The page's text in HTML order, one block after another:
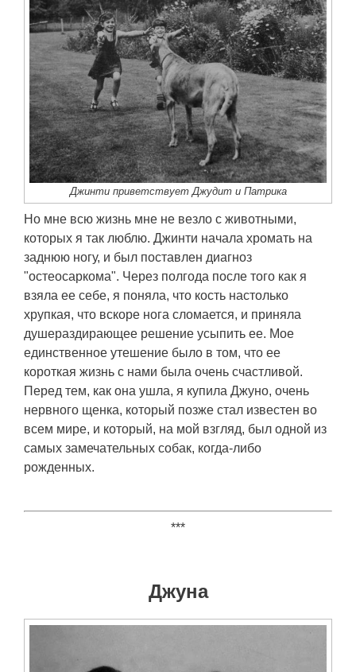
Джинти приветствует Джудит и Патрика
Но мне всю жизнь мне не везло с животными,
которых я так люблю. Джинти начала хромать на
заднюю ногу, и был поставлен диагноз
"остеосаркома". Через полгода после того как я
взяла ее себе, я поняла, что кость настолько
хрупкая, что вскоре нога сломается, и приняла
душераздирающее решение усыпить ее. Мое
единственное утешение было в том, что ее
короткая жизнь с нами была очень счастливой.
Перед тем, как она ушла, я купила Джуно, очень
нервного щенка, который позже стал известен во
всем мире, и который, на мой взгляд, был одной из
самых замечательных собак, когда-либо
рожденных.
***
Джуна